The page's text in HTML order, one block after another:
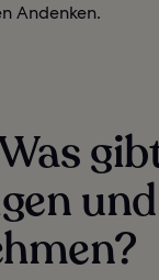
Andenken.